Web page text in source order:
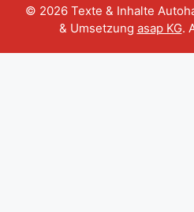
© 2026 Texte & Inhalte
& Umsetzung asap KG.